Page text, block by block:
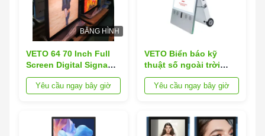
BĂNG HÌNH
VETO 64 70 Inch Full
Screen Digital Signage
LCD Display Interactive
Digital Signage Nhà
Yêu cầu ngay bây giờ
VETO Biển báo kỹ
thuật số ngoài trời
Chống nước theo tiêu
chuẩn IP65 Độ sáng
động chạy bằng pin
Yêu cầu ngay bây giờ